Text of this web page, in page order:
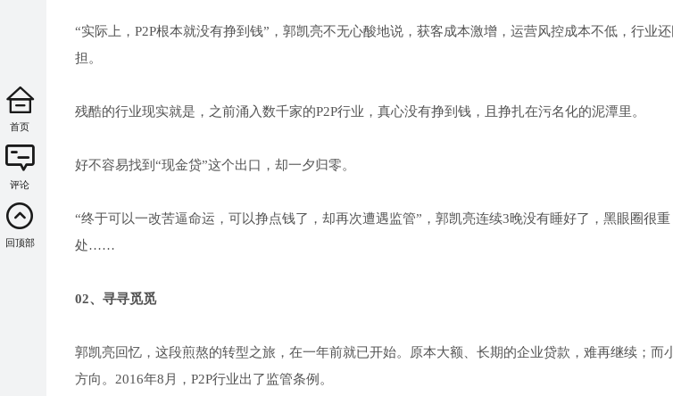
“实际上，P2P根本就没有挣到钱”，郭凯亮不无心酸地说，获客成本激增，运营风控成本不低，行业
担。
残酷的行业现实就是，之前涌入数千家的P2P行业，真心没有挣到钱，且挣扎在污名化的泥潭里。
好不容易找到“现金贷”这个出口，却一夕归零。
“终于可以一改苦逼命运，可以挣点钱了，却再次遭遇监管”，郭凯亮连续3晚没有睡好了，黑眼圈很
处……
02、寻寻觅觅
郭凯亮回忆，这段煎熬的转型之旅，在一年前就已开始。原本大额、长期的企业贷款，难再继续；而
方向。2016年8月，P2P行业出了监管条例。
首页
评论
回顶部